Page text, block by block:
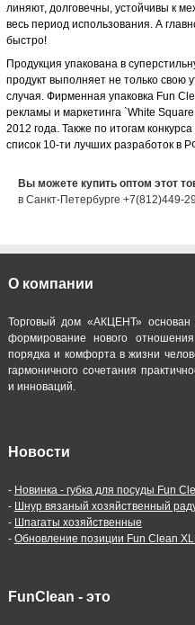
линяют, долговечны, устойчивы к
весь период использования. А
быстро!
Продукция упакована в
продукт выполняет не только
случая. Фирменная упаковка Fun
рекламы и маркетинга `White
2012 года. Также по итогам
список 10-ти лучших разработок в
Вы можете купить оптом этот
в Санкт-Петербурге +7(812)449-
О компании
Торговый дом «АКЦЕНТ»
формирование нового
порядка и комфорта в жизни
гармоничного сочетания
и инноваций.
Новости
- Новинка - губка для посуды Fun
- Шнур вязаный хозяйственный
- Шпагаты хозяйственные
- Обновление позиции Fun Clean
FunClean - это